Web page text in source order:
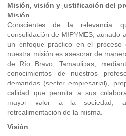
Misión, visión y justificación del
Misión
Conscientes de la relevancia
consolidación de MIPYMES, aunado
un enfoque práctico en el proceso
nuestra misión es asesorar de
de Río Bravo, Tamaulipas,
conocimientos de nuestros
demandas (sector empresarial),
calidad que permita a sus
mayor valor a la sociedad,
retroalimentación de la misma.
Visión